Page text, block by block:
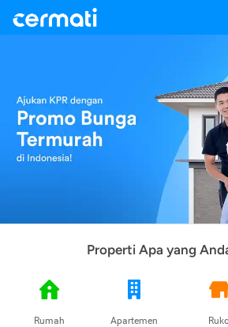
Properti Apa yang
Rumah Apartemen